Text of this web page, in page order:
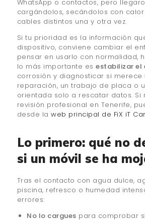
WhatsApp o contactos, pero
cargándolos, secándolos con
cables distintos una y otra vez.
Si tu prioridad es la información
dispositivo, conviene cambiar el
pensar en usarlo con normalidad,
lo más importante esestabilizar el
corrosión y diagnosticar si merece
reparación, un trabajo de placa o
orientada solo a rescatar datos. Si
revisión profesional en Tenerife,
desde laweb principal de FiX iT
Lo primero: qué no
si un móvil se ha
Tras el contacto con agua dulce,
piscina, refresco o humedad
errores:
No lo cargues para comprobar